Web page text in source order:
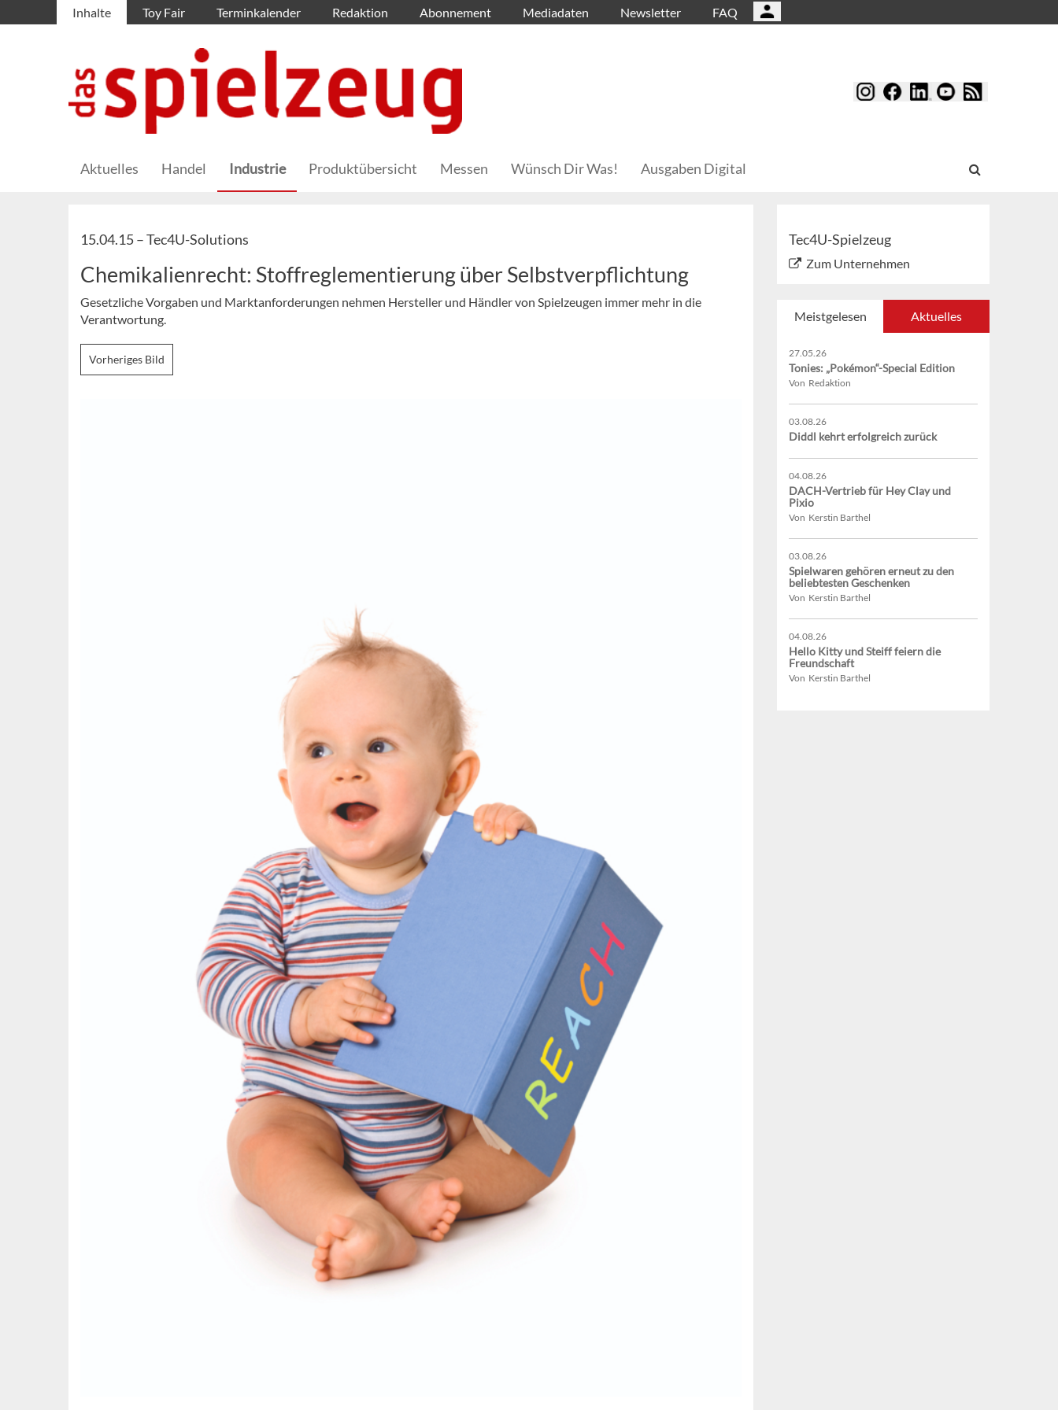
Inhalte Toy Fair Terminkalender Redaktion Abonnement Mediadaten Newsletter FAQ
Aktuelles Handel Industrie Produktübersicht Messen Wünsch Dir Was! Ausgaben Digital
15.04.15 –Tec4U-Solutions
Chemikalienrecht: Stoffreglementierung über Selbstverpflichtung
Gesetzliche Vorgaben und Marktanforderungen nehmen Hersteller und Händler von Spielzeugen immer mehr in die
Verantwortung.
Vorheriges Bild
Tec4U-Spielzeug
Zum Unternehmen
Meistgelesen Aktuelles
27.05.26
Tonies: „Pokémon“-Special Edition
Von Redaktion
03.08.26
Diddl kehrt erfolgreich zurück
04.08.26
DACH-Vertrieb für Hey Clay und
Pixio
Von Kerstin Barthel
03.08.26
Spielwaren gehören erneut zu den
beliebtesten Geschenken
Von Kerstin Barthel
04.08.26
Hello Kitty und Steiff feiern die
Freundschaft
Von Kerstin Barthel